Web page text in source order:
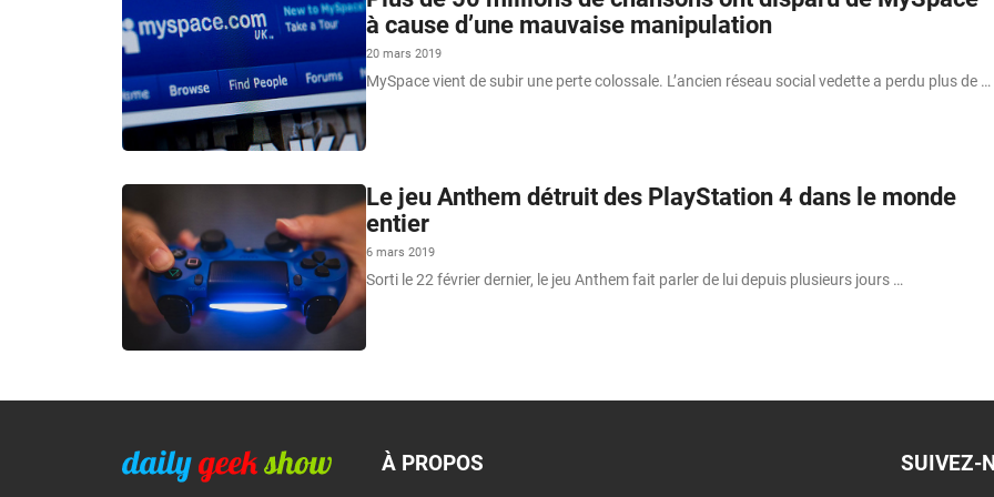
à cause d’une mauvaise manipulation
20 mars 2019
MySpace vient de subir une perte colossale. L’ancien réseau social vedette a perdu plus de …
Le jeu Anthem détruit des PlayStation 4 dans le monde
entier
6 mars 2019
Sorti le 22 février dernier, le jeu Anthem fait parler de lui depuis plusieurs jours …
À PROPOS SUIVEZ-